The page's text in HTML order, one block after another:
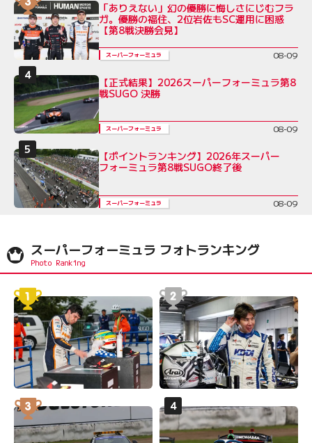
「ありえない」幻の優勝に悔しさにじむフラ
ガ。優勝の福住、2位岩佐もSC運用に困惑
【第8戦決勝会見】
スーパーフォーミュラ 08-09
【正式結果】2026スーパーフォーミュラ第8
戦SUGO 決勝
スーパーフォーミュラ 08-09
【ポイントランキング】2026年スーパー
フォーミュラ第8戦SUGO終了後
スーパーフォーミュラ 08-09
スーパーフォーミュラ フォトランキング